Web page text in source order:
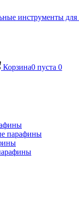
Корзина0 пуста 0
парафины